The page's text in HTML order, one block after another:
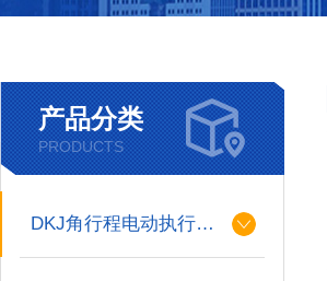
产品分类
PRODUCTS
DKJ角行程电动执行机构